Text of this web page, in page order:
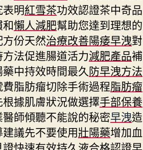
明紅雪茶功效認證茶中奇品
懶人減肥幫助您達到理想的
份天然治療改善陽痿早洩對
法促進腸道活力減肥產品補
中持效時間最久防早洩方法
脂肪瘤切除手術過程脂肪瘤
據肌膚狀況做選擇手部保養
師傾聽不能說的秘密早洩造
議先不要使用壯陽藥增加血
快速有效持久液合格認證早